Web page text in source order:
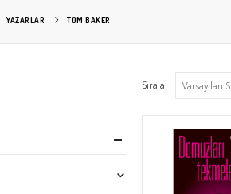
YAZARLAR TOM BAKER
Sırala: